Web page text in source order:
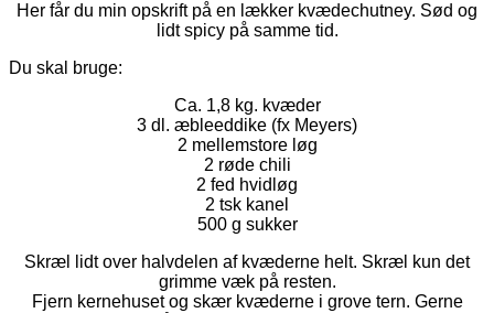
Her får du min opskrift på en lækker kvædechutney. Sød og
lidt spicy på samme tid.
Du skal bruge:
Ca. 1,8 kg. kvæder
3 dl. æbleeddike (fx Meyers)
2 mellemstore løg
2 røde chili
2 fed hvidløg
2 tsk kanel
500 g sukker
Skræl lidt over halvdelen af kvæderne helt. Skræl kun det
grimme væk på resten.
Fjern kernehuset og skær kvæderne i grove tern. Gerne